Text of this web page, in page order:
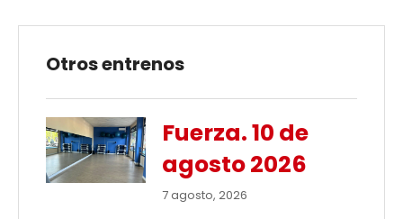
Otros entrenos
Fuerza. 10 de
agosto 2026
7 agosto, 2026